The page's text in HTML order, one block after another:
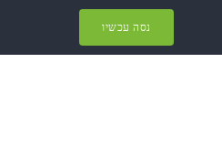
נסה עכשיו